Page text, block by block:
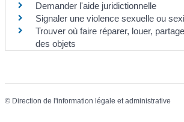
Demander l'aide juridictionnelle
Signaler une violence sexuelle ou
Trouver où faire réparer, louer,
des objets
© Direction de l'information légale et administrative